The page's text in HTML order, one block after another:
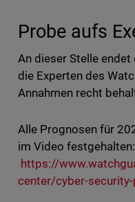
Probe aufs
An dieser Stelle
die Experten des
Annahmen recht
Alle Prognosen für
im Video festgehalten:
https://
center/cyber-